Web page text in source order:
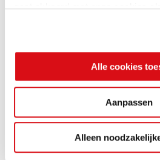
gaat akkoord met onze cookies
Alle cookies
Aanpassen
Alleen